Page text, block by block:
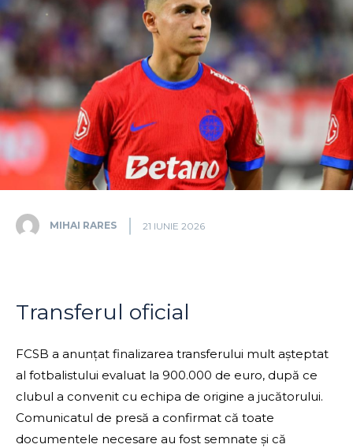
MIHAI RARES 21 IUNIE 2026
Transferul oficial
FCSB a anunțat finalizarea transferului mult așteptat
al fotbalistului evaluat la 900.000 de euro, după ce
clubul a convenit cu echipa de origine a jucătorului.
Comunicatul de presă a confirmat că toate
documentele necesare au fost semnate și că